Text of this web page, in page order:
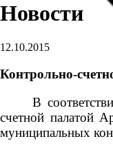
Новости
12.10.2015
Контрольно-
В
счетной палатой
муниципальных